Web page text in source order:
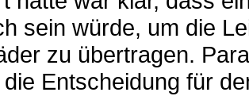
sein würde, um die
zu übertragen.
Entscheidung für